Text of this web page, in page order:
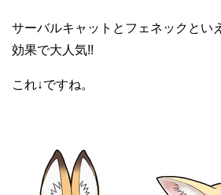
サーバルキャットとフェネックとい
効果で大人気!!
これ↓ですね。